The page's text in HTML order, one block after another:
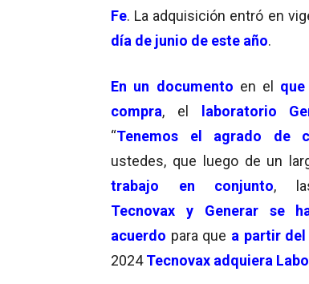
Fe. La adquisición entró en
día de junio de este año.
En un documento en el
compra, el laboratorio
“Tenemos el agrado de
ustedes, que luego de un
trabajo en conjunto,
Tecnovax y Generar se
acuerdo para que a partir del
2024Tecnovax adquiera